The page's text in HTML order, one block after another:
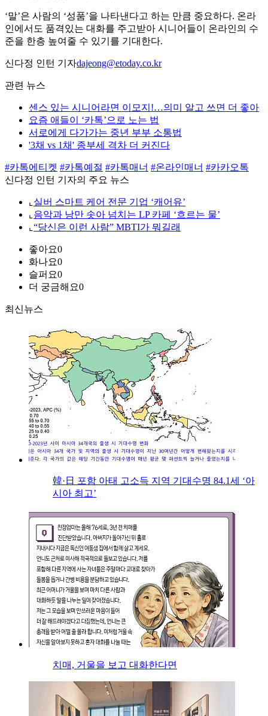
‘말’은 사람의 ‘성품’을 나타낸다고 하는 만큼 중요하다. 온라
인에서도 품격있는 대화를 주고받아 시니어들이 온라인의 수
준을 한층 높여줄 수 있기를 기대한다.
신다정 인턴 기자dajeong@etoday.co.kr
관련 뉴스
센스 있는 시니어라면 이모지!…의미 알고 쓰면 더 좋아
요즘 애들이 ‘카톡’으로 노는 법
서로에게 다가가는 중년 부부 소통법
'3채 vs 1채' 종부세 격차 더 커진다
#카톡에티켓 #카톡예절 #카톡매너 #온라인매너 #카카오톡
신다정 인턴 기자의 주요 뉴스
⌞ 실버 스마트 케어 전문 기업 ‘캐어유’
⌞ 음악과 낭만 솟아 넘치는 LP 카페 ‘흐르는 물’
⌞ “당신은 이런 사람” MBTI가 뭐길래
좋아요0
화나요0
슬퍼요0
더 궁금해요0
최신뉴스
韓·日 포함 아태 고소득 지역 기대수명 84.1세 ‘아
시아 최고’
치매, 거울을 보고 대화한다면